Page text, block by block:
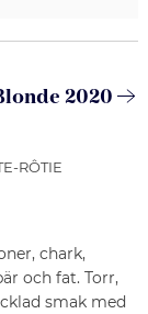
2020
RÔTIE
chark,
och fat. Torr,
smak med